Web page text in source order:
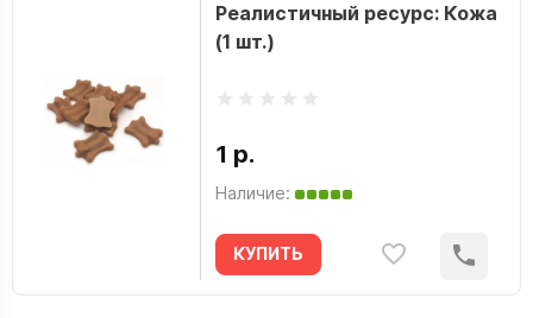
Реалистичный ресурс: Кожа
(1 шт.)
1 р.
Наличие:
КУПИТЬ